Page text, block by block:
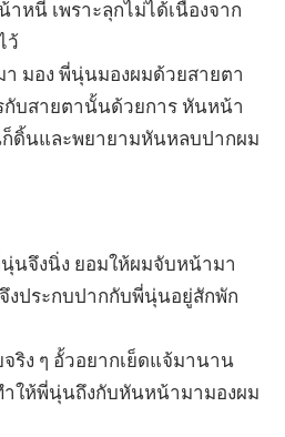
หนี เพราะลุกไม่ได้เนื่องจาก
ว้
มอง พี่นุ่นมองผมด้วยสายตา
กับสายตานั้นด้วยการ หันหน้า
ดิ้นและพยายามหันหลบปากผม
นจึงนิ่ง ยอมให้ผมจับหน้ามา
งประกบปากกับพี่นุ่นอยู่สักพัก
ริง ๆ อั้วอยากเย็ดแจ้มานาน
ให้พี่นุ่นถึงกับหันหน้ามามองผม